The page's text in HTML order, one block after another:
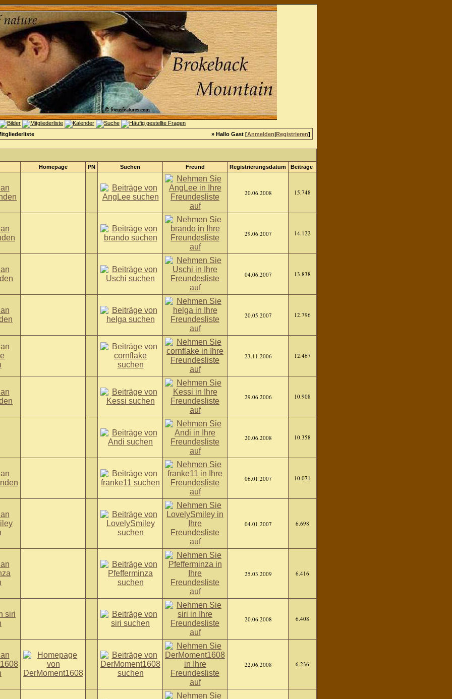
» Hallo Gast [Anmelden|Registrieren]
Homepage PN Suchen Freund Registrierungsdatum Beiträge
20.06.2008 15.748
29.06.2007 14.122
04.06.2007 13.838
20.05.2007 12.796
23.11.2006 12.467
29.06.2006 10.908
20.06.2008 10.358
06.01.2007 10.071
04.01.2007 6.698
25.03.2009 6.416
20.06.2008 6.408
22.06.2008 6.236